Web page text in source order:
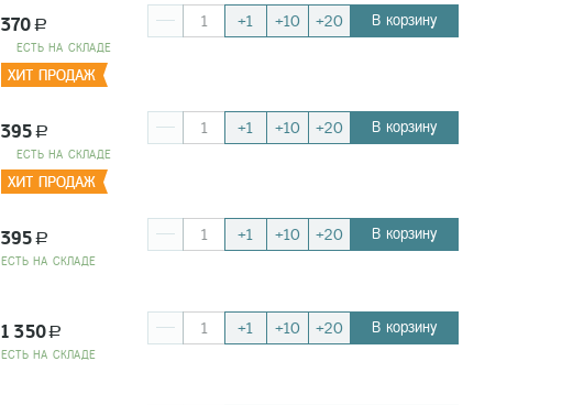
370 a
EСТЬ НА СКЛАДЕ
В корзину
+1 +10 +20
395 a
EСТЬ НА СКЛАДЕ
В корзину
+1 +10 +20
395 a
EСТЬ НА СКЛАДЕ
В корзину
+1 +10 +20
1 350a
EСТЬ НА СКЛАДЕ
В корзину
+1 +10 +20